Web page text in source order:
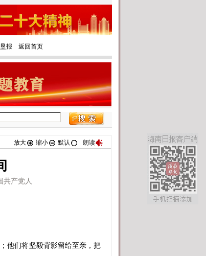
报 返回首页
放大 缩小 默认 朗读
产党人
他们将坚毅背影留给至亲，把